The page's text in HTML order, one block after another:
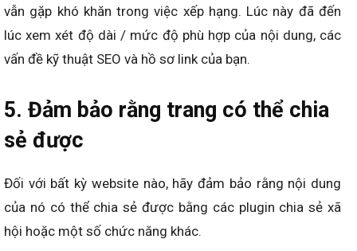
vẫn gặp khó khăn trong việc xếp hạng. Lúc này đã đến
lúc xem xét độ dài / mức độ phù hợp của nội dung, các
vấn đề kỹ thuật SEO và hồ sơ link của bạn.
5. Đảm bảo rằng trang có thể chia
sẻ được
Đối với bất kỳ website nào, hãy đảm bảo rằng nội dung
của nó có thể chia sẻ được bằng các plugin chia sẻ xã
hội hoặc một số chức năng khác.